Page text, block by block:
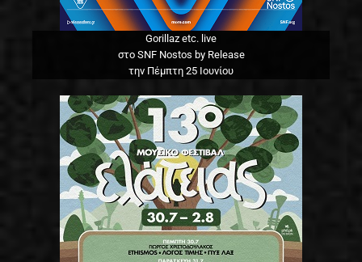
Gorillaz etc. live
στο SNF Nostos by Release
την Πέμπτη 25 Ιουνίου